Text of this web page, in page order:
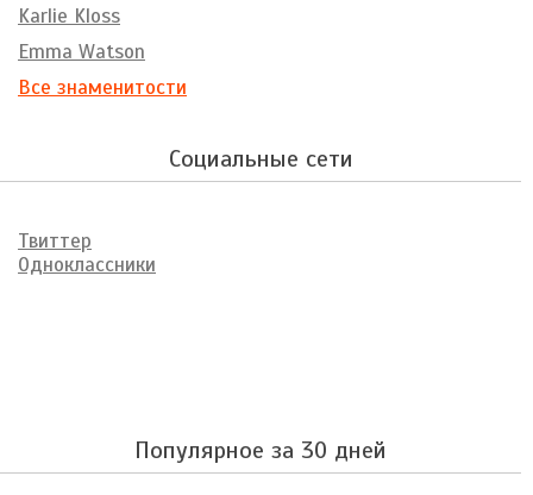
Karlie Kloss
Emma Watson
Все знаменитости
Социальные сети
Твиттер
Одноклассники
Популярное за 30 дней